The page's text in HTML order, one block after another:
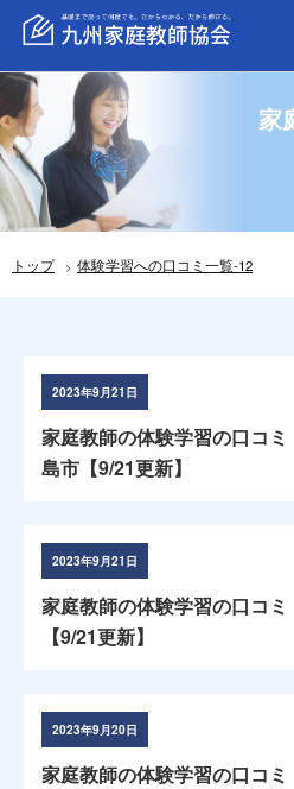
家
トップ 体験学習への口コミ一覧-12
2023年9月21日
家庭教師の体験学習の口コ
島市【9/21更新】
2023年9月21日
家庭教師の体験学習の口コ
【9/21更新】
2023年9月20日
家庭教師の体験学習の口コ